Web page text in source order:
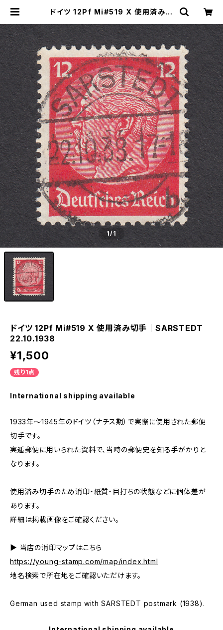
ドイツ 12Pf Mi#519 X 使用済み切
ングスタンプのネットショップ | You
ng Stamp
1/1
ドイツ 12Pf Mi#519 X 使用済み切手｜SARSTEDT
22.10.1938
¥1,500
残り1点
International shipping available
1933年～1945年のドイツ（ナチス期）で実際に使用された郵便
切手です。
実逓郵便に用いられた資料で、当時の郵便史を知る手がかりと
なります。
使用済み切手のため消印・紙質・目打ちの状態などに個体差が
あります。
詳細は掲載画像をご確認ください。
▶ 当店の消印マップはこちら
https://young-stamp.com/map/index.html
地名検索で所在地をご確認いただけます。
German used stamp with SARSTEDT postmark (1938).